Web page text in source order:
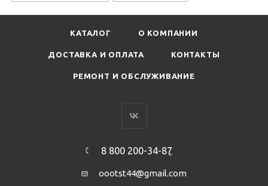
КАТАЛОГ О КОМПАНИИ
ДОСТАВКА И ОПЛАТА КОНТАКТЫ
РЕМОНТ И ОБСЛУЖИВАНИЕ
8 800 200-34-87
oootst44@gmail.com